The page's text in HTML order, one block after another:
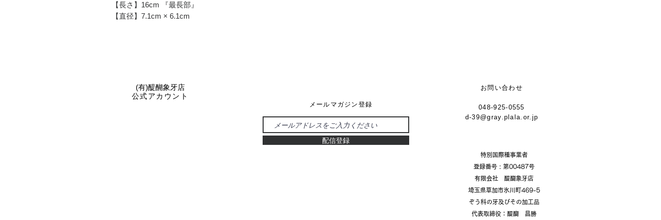
【長さ】16cm 『最長部』
【直径】7.1cm × 6.1cm
​(有)醍醐象牙店
公式アカウント
メールマガジン登録
配信登録
お問い合わせ
048-925-0555
d-39@gray.plala.or.jp
特別国際種事業者
​登録番号 : 第00487号
有限会社 醍醐象牙店
​埼玉県草加市氷川町469-5
ぞう科の牙及びその加工品
代表取締役：醍醐 昌勝